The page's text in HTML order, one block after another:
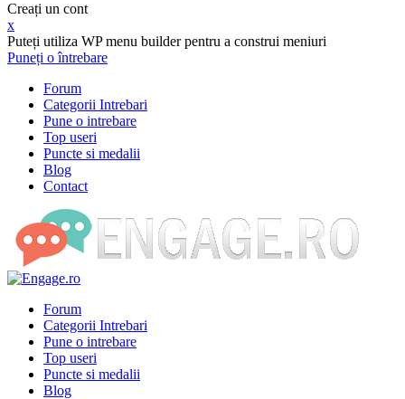
Creați un cont
x
Puteți utiliza WP menu builder pentru a construi meniuri
Puneți o întrebare
Forum
Categorii Intrebari
Pune o intrebare
Top useri
Puncte si medalii
Blog
Contact
Forum
Categorii Intrebari
Pune o intrebare
Top useri
Puncte si medalii
Blog